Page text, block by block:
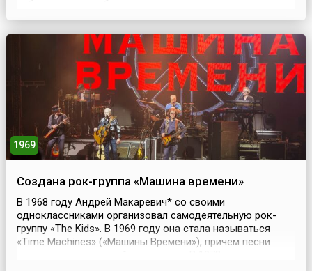
Minnesota Mining and Manufacturing (сейчас название
производством наждачной бумаги, вела
исследовательскую ...
1969
Создана рок-группа «Машина времени»
В 1968 году Андрей Макаревич* со своими
одноклассниками организовал самодеятельную рок-
группу «The Kids». В 1969 году она стала называться
«Time Machines» («Машины Времени»), причем песни